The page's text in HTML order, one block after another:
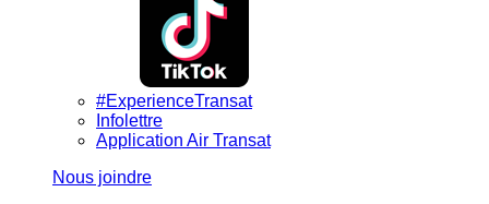
#ExperienceTransat
Infolettre
Application Air Transat
Nous joindre